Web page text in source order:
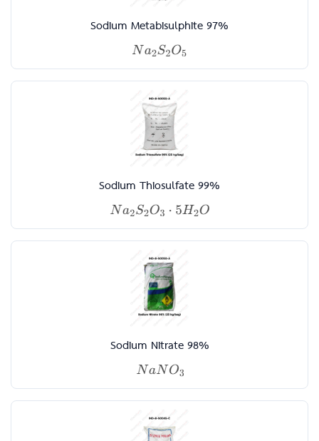
Sodium Metabisulphite 97%
Sodium Thiosulfate 99%
Sodium Nitrate 98%